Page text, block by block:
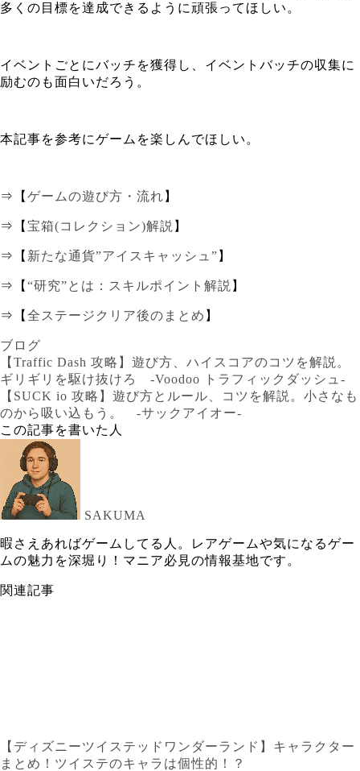
多くの目標を達成できるように頑張ってほしい。
イベントごとにバッチを獲得し、イベントバッチの収集に
励むのも面白いだろう。
本記事を参考にゲームを楽しんでほしい。
⇒【 ゲームの遊び方・流れ 】
⇒【 宝箱(コレクション)解説 】
⇒【 新たな通貨”アイスキャッシュ” 】
⇒【 “研究”とは：スキルポイント解説 】
⇒【 全ステージクリア後のまとめ 】
ブログ
【Traffic Dash 攻略】遊び方、ハイスコアのコツを解説。
ギリギリを駆け抜けろ -Voodoo トラフィックダッシュ-
【SUCK io 攻略】遊び方とルール、コツを解説。小さなも
のから吸い込もう。 -サックアイオー-
この記事を書いた人
SAKUMA
暇さえあればゲームしてる人。レアゲームや気になるゲー
ムの魅力を深堀り！マニア必見の情報基地です。
関連記事
【ディズニーツイステッドワンダーランド】キャラクター
まとめ！ツイステのキャラは個性的！？